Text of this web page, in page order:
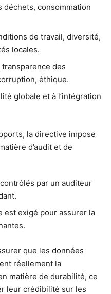
consommation
de travail, diversité,
locales.
des
éthique.
globale et à l’intégration
la directive impose
d’audit et de
par un auditeur
est exigé pour assurer la
que les données
réellement la
matière de durabilité, ce
leur crédibilité sur les